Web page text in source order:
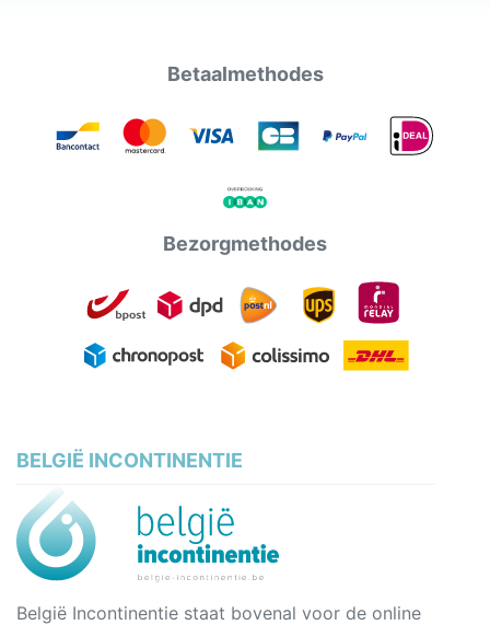
Betaalmethodes
Bezorgmethodes
BELGIË INCONTINENTIE
België Incontinentie staat bovenal voor de online